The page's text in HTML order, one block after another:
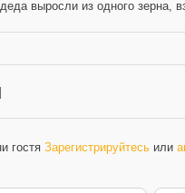
выросли из одного зерна,
гостя Зарегистрируйтесьили